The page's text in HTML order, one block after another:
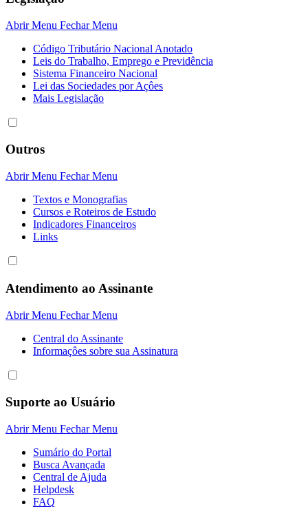
Abrir Menu Fechar Menu
Código Tributário Nacional Anotado
Leis do Trabalho, Emprego e Previdência
Sistema Financeiro Nacional
Lei das Sociedades por Açôes
Mais Legislação
Outros
Abrir Menu Fechar Menu
Textos e Monografias
Cursos e Roteiros de Estudo
Indicadores Financeiros
Links
Atendimento ao Assinante
Abrir Menu Fechar Menu
Central do Assinante
Informaçôes sobre sua Assinatura
Suporte ao Usuário
Abrir Menu Fechar Menu
Sumário do Portal
Busca Avançada
Central de Ajuda
Helpdesk
FAQ